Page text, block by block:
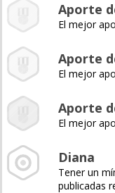
Aporte
El mejor
Aporte
El mejor
Aporte
El mejor
Diana
Tener un
publicadas